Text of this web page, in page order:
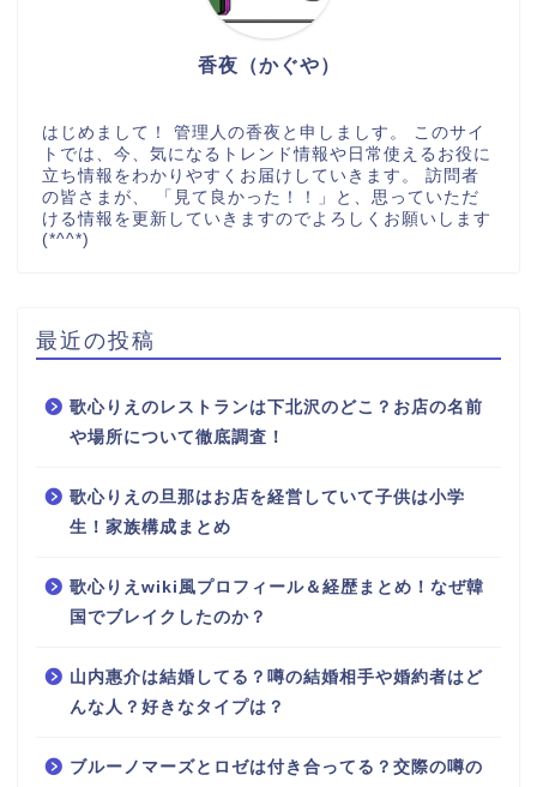
香夜（かぐや）
はじめまして！ 管理人の香夜と申しましす。 このサイ
トでは、今、気になるトレンド情報や日常使えるお役に
立ち情報をわかりやすくお届けしていきます。 訪問者
の皆さまが、 「見て良かった！！」と、思っていただ
ける情報を更新していきますのでよろしくお願いします
(*^^*)
最近の投稿
歌心りえのレストランは下北沢のどこ？お店の名前
や場所について徹底調査！
歌心りえの旦那はお店を経営していて子供は小学
生！家族構成まとめ
歌心りえwiki風プロフィール＆経歴まとめ！なぜ韓
国でブレイクしたのか？
山内惠介は結婚してる？噂の結婚相手や婚約者はど
んな人？好きなタイプは？
ブルーノマーズとロゼは付き合ってる？交際の噂の